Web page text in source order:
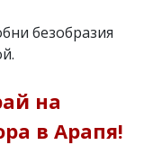
безобразия
на
в Арапя!